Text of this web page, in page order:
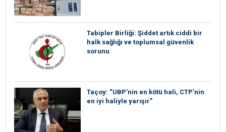
Tabipler Birliği: Şiddet artık ciddi bir
halk sağlığı ve toplumsal güvenlik
sorunu
Taçoy: “UBP’nin en kötü hali, CTP’nin
en iyi haliyle yarışır”